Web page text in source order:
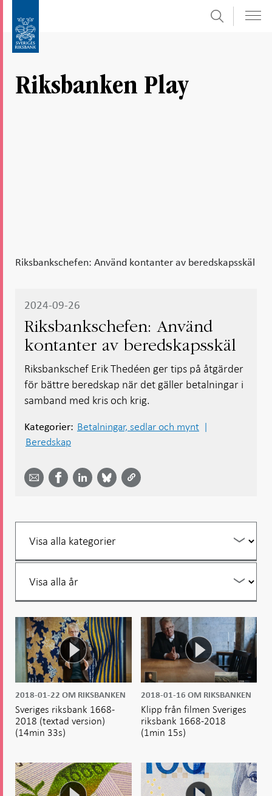
direkt
undersidor
Sök
Riksbanken Play
Riksbankschefen: Använd kontanter av beredskapsskäl
2024-09-26
Riksbankschefen: Använd
kontanter av beredskapsskäl
Riksbankschef Erik Thedéen ger tips på åtgärder
för bättre beredskap när det gäller betalningar i
samband med kris och krig.
Kategorier: Betalningar, sedlar och mynt
Beredskap
email -
Dela på
FacebookLinkedIn
-
på
Bluesky
på
Twitter
Filtrera
Filtrera
2018-01-22 OM RIKSBANKEN
Sveriges riksbank 1668-
2018 (textad version)
(14min 33s)
2018-01-16 OM RIKSBANKEN
Klipp från filmen Sveriges
riksbank 1668-2018
(1min 15s)